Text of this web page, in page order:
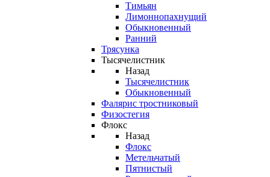
Тимьян
Лимоннопахнущий
Обыкновенный
Ранний
Трясунка
Тысячелистник
Назад
Тысячелистник
Обыкновенный
Фалярис тростниковый
Физостегия
Флокс
Назад
Флокс
Метельчатый
Пятнистый